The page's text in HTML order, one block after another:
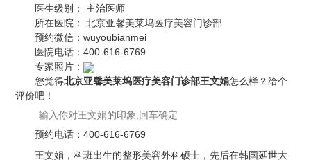
医生级别：
主治医师
所在医院：
北京亚馨美莱坞医疗美容门诊部
预约微信：wuyoubianmei
医院电话：400-616-6769
专家照片：
您觉得北京亚馨美莱坞医疗美容门诊部王文娟怎么样？给个
评价吧！
预约电话：400-616-6769
王文娟，科班出生的整形美容外科硕士，先后在韩国延世大